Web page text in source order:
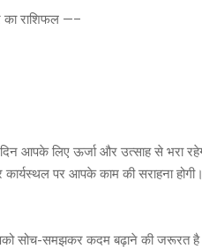
का राशिफल —–
आपके लिए ऊर्जा और उत्साह से भरा
कार्यस्थल पर आपके काम की सराहना
सोच-समझकर कदम बढ़ाने की जरूरत है।